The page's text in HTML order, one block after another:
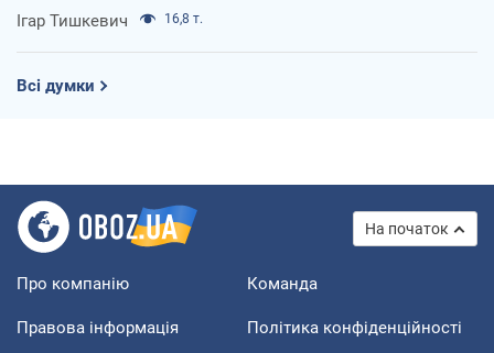
Ігар Тишкевич 16,8 т.
Всі думки
На початок
Про компанію Команда
Правова інформація Політика конфіденційності